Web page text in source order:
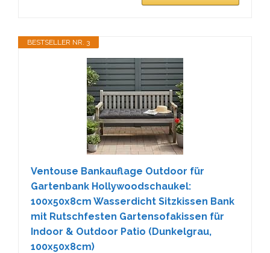
BESTSELLER NR. 3
Ventouse Bankauflage Outdoor für
Gartenbank Hollywoodschaukel:
100x50x8cm Wasserdicht Sitzkissen Bank
mit Rutschfesten Gartensofakissen für
Indoor & Outdoor Patio (Dunkelgrau,
100x50x8cm)